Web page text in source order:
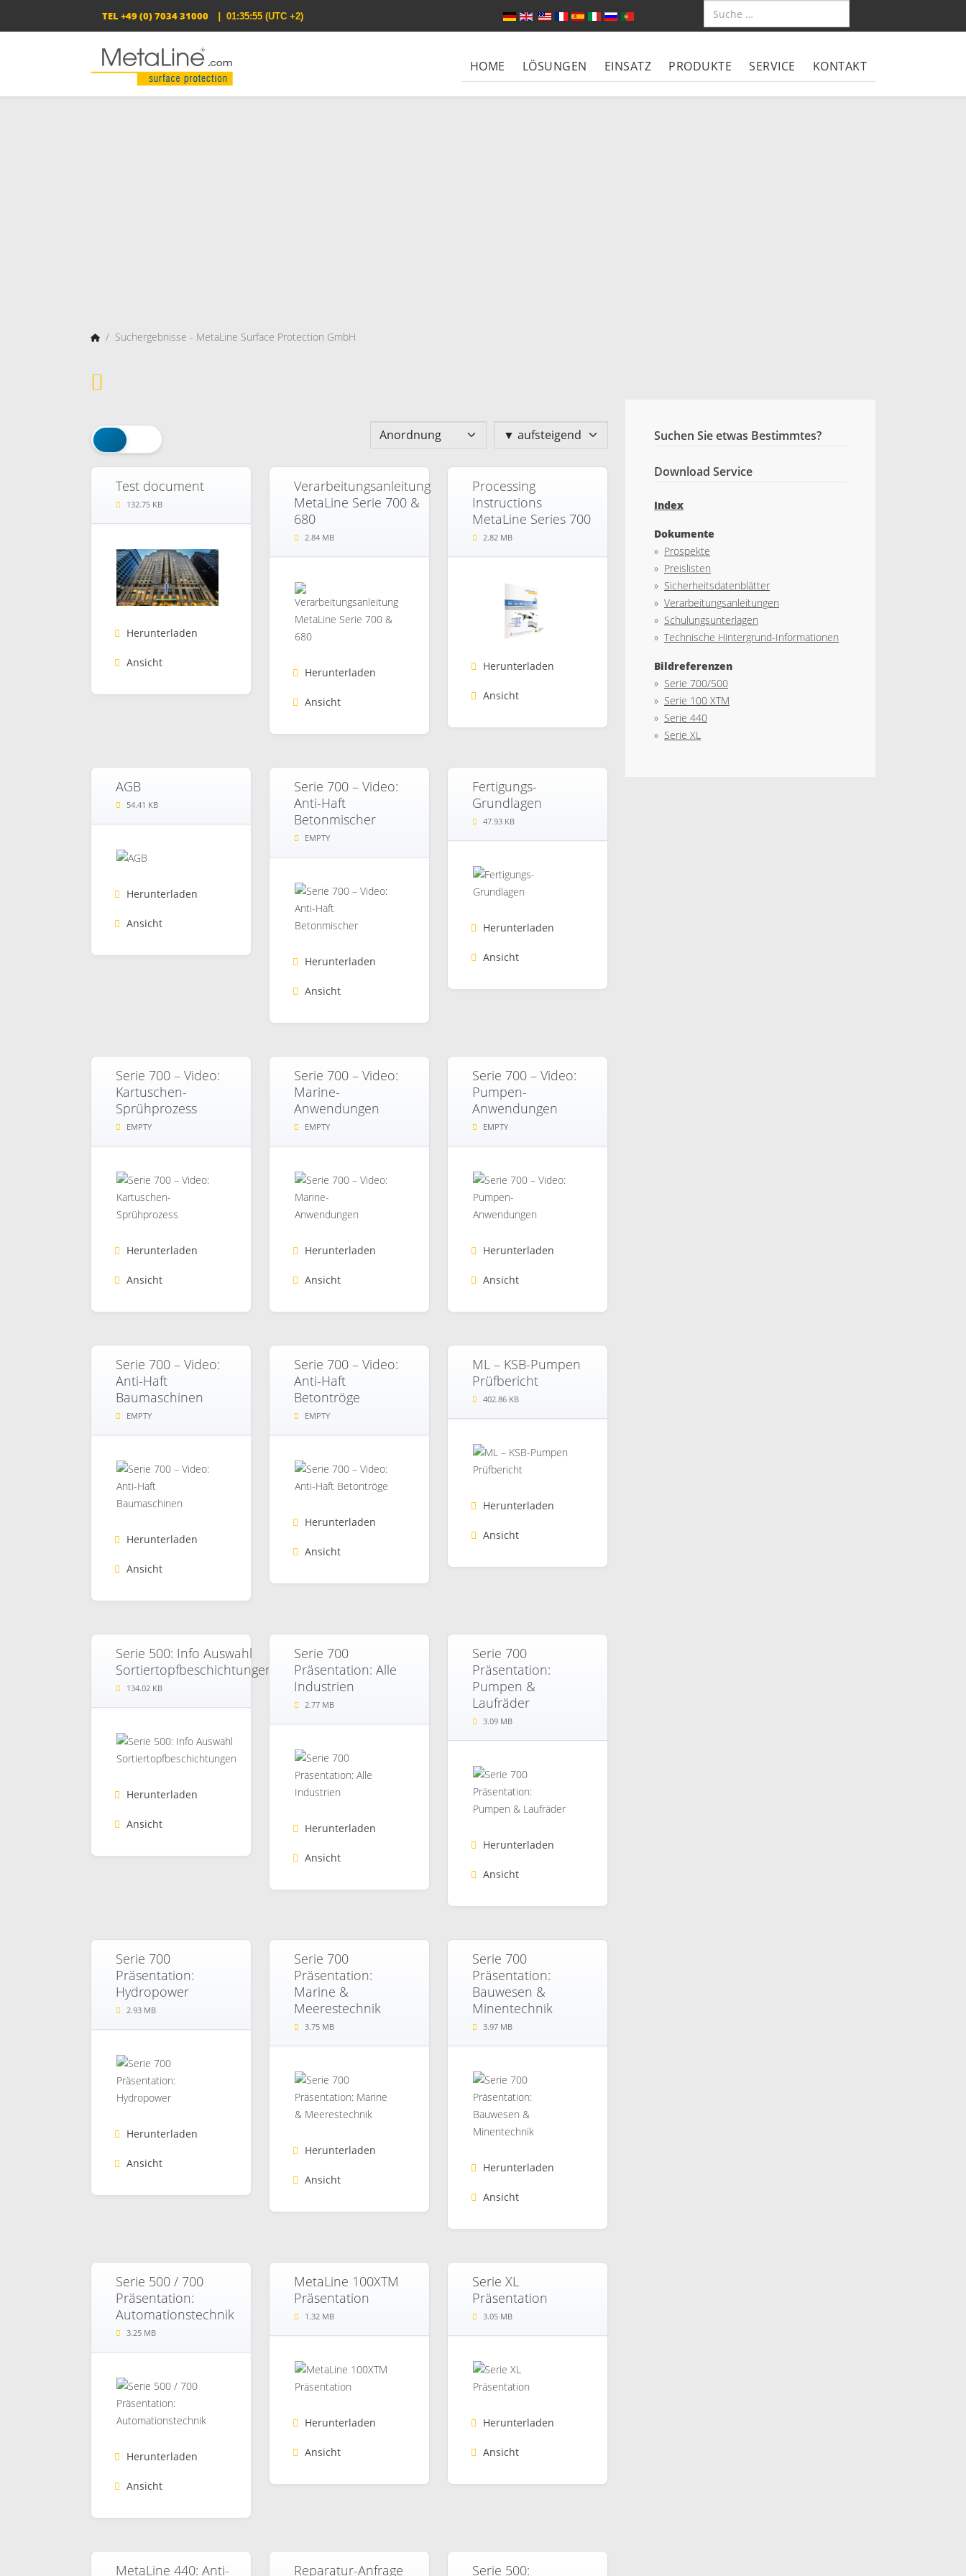
TEL +49 (0) 7034 31000 | 01:35:56 (UTC +2)
HOME LÖSUNGEN EINSATZ PRODUKTE SERVICE KONTAKT
Suchergebnisse - MetaLine Surface Protection GmbH
Test document
132.75 KB
Herunterladen
Ansicht
Verarbeitungsanleitung
MetaLine Serie 700 &
680
2.84 MB
Herunterladen
Ansicht
Processing
Instructions
MetaLine Series 700
2.82 MB
Herunterladen
Ansicht
AGB
54.41 KB
Herunterladen
Ansicht
Serie 700 – Video:
Anti-Haft
Betonmischer
EMPTY
Herunterladen
Ansicht
Fertigungs-
Grundlagen
47.93 KB
Herunterladen
Ansicht
Serie 700 – Video:
Kartuschen-
Sprühprozess
EMPTY
Herunterladen
Ansicht
Serie 700 – Video:
Marine-
Anwendungen
EMPTY
Herunterladen
Ansicht
Serie 700 – Video:
Pumpen-
Anwendungen
EMPTY
Herunterladen
Ansicht
Serie 700 – Video:
Anti-Haft
Baumaschinen
EMPTY
Herunterladen
Ansicht
Serie 700 – Video:
Anti-Haft
Betontröge
EMPTY
Herunterladen
Ansicht
ML – KSB-Pumpen
Prüfbericht
402.86 KB
Herunterladen
Ansicht
Serie 500: Info Auswahl
Sortiertopfbeschichtungen
134.02 KB
Herunterladen
Ansicht
Serie 700
Präsentation: Alle
Industrien
2.77 MB
Herunterladen
Ansicht
Serie 700
Präsentation:
Pumpen &
Laufräder
3.09 MB
Herunterladen
Ansicht
Serie 700
Präsentation:
Hydropower
2.93 MB
Herunterladen
Ansicht
Serie 700
Präsentation:
Marine &
Meerestechnik
3.75 MB
Herunterladen
Ansicht
Serie 700
Präsentation:
Bauwesen &
Minentechnik
3.97 MB
Herunterladen
Ansicht
Serie 500 / 700
Präsentation:
Automationstechnik
3.25 MB
Herunterladen
Ansicht
MetaLine 100XTM
Präsentation
1.32 MB
Herunterladen
Ansicht
Serie XL
Präsentation
3.05 MB
Herunterladen
Ansicht
MetaLine 440: Anti- Reparatur-Anfrage Serie 500:
Suchen Sie etwas Bestimmtes?
Download Service
Index
Dokumente
» Prospekte
» Preislisten
» Sicherheitsdatenblätter
» Verarbeitungsanleitungen
» Schulungsunterlagen
» Technische Hintergrund-Informationen
Bildreferenzen
» Serie 700/500
» Serie 100 XTM
» Serie 440
» Serie XL